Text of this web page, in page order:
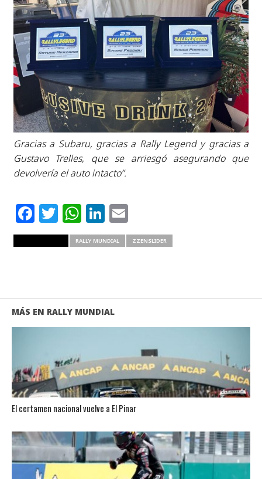
Gracias a Subaru, gracias a Rally Legend y gracias a
Gustavo Trelles, que se arriesgó asegurando que
devolvería el auto intacto”.
Facebook
Twitter
WhatsApp
LinkedIn
Email
RALLY MUNDIAL ZZENSLIDER
MÁS EN RALLY MUNDIAL
El certamen nacional vuelve a El Pinar